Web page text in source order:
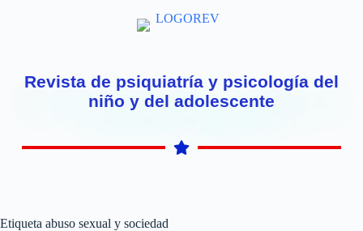
Revista de psiquiatría y psicología del
niño y del adolescente
Etiqueta abuso sexual y sociedad